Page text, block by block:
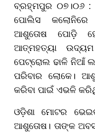
ବ୍ରହ୍ମପୁର ୦୭।୦୬ :
ପୋଲିସ କଲୋନିରେ
ଆଶୁତୋଷ ପୋଡ଼ି
ଆତ୍ମହତ୍ୟା
ପେଟ୍ରୋଲ ଢାଳି ନିଆଁ
ପରିବାର ଲୋକେ।
କରିବା ପାଇଁ ଏଭଳି
ଓଡ଼ିଶା ମୋଟର
ଆଶୁତୋଷ। ତାଙ୍କ